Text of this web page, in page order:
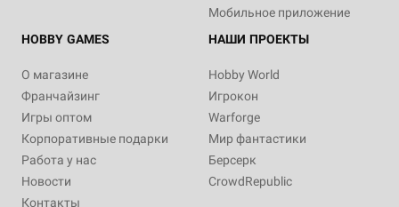
Мобильное приложение
HOBBY GAMES
О магазине
Франчайзинг
Игры оптом
Корпоративные подарки
Работа у нас
Новости
Контакты
НАШИ ПРОЕКТЫ
Hobby World
Игрокон
Warforge
Мир фантастики
Берсерк
CrowdRepublic